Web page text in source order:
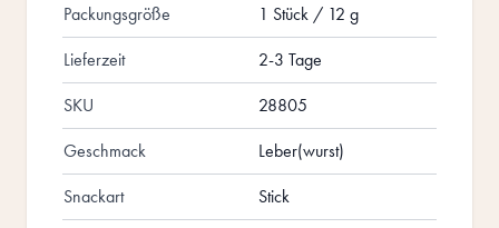
Packungsgröße
1 Stück / 12 g
Lieferzeit
2-3 Tage
SKU
28805
Geschmack
Leber(wurst)
Snackart
Stick